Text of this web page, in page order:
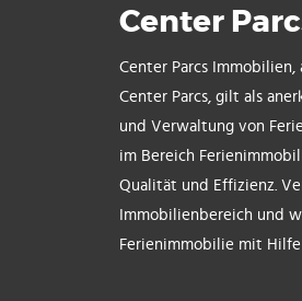
Center
Center Parcs
Center Parcs, gilt als
und Verwaltung von
im Bereich
Qualität und Effizienz.
Immobilienbereich und
Ferienimmobilie mit